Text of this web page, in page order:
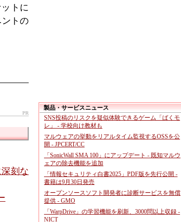
トに
トの
PR
刻な
製品・サービスニュース
SNS投稿のリスクを疑似体験できるゲーム「ばくモ
レ」 - 学校向け教材も
マルウェアの挙動をリアルタイム監視するOSSを公
開 - JPCERT/CC
「SonicWall SMA 100」にアップデート - 既知マルウ
ェアの除去機能を追加
「情報セキュリティ白書2025」PDF版を先行公開 -
書籍は9月30日発売
オープンソースソフト開発者に診断サービスを無償
提供 - GMO
「WarpDrive」の学習機能を刷新、3000問以上収録 -
NICT